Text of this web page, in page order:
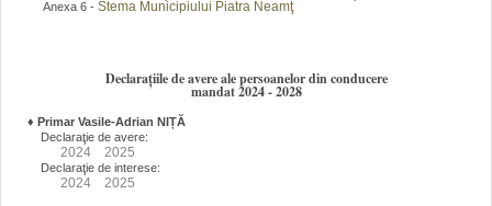
Anexa 6 - Stema Municipiului Piatra Neamţ
Declarațiile de avere ale persoanelor din conducere
mandat 2024 - 2028
♦ Primar Vasile-Adrian NIȚĂ
Declaraţie de avere:
2024 2025
Declaraţie de interese:
2024 2025